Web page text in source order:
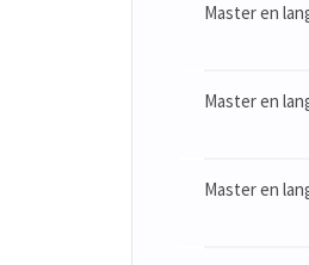
Master en
Master en
Master en